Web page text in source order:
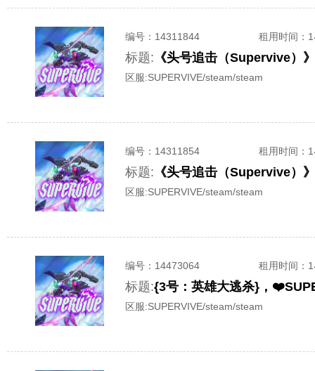
编号： 14311844 租用时间 ：
标题: 《头号追击（Supervive）
区服:SUPERVIVE/steam/steam
编号： 14311854 租用时间 ：
标题: 《头号追击（Supervive）
区服:SUPERVIVE/steam/steam
编号： 14473064 租用时间 ：
标题:
区服:SUPERVIVE/steam/steam